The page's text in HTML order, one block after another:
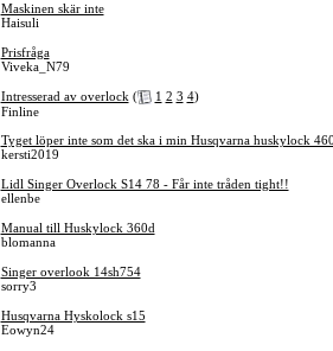
Maskinen skär inte
Haisuli
Prisfråga
Viveka_N79
Intresserad av overlock ( 1 2 3 4)
Finline
Tyget löper inte som det ska i min Husqvarna huskylock
kersti2019
Lidl Singer Overlock S14 78 - Får inte tråden tight!!
ellenbe
Manual till Huskylock 360d
blomanna
Singer overlook 14sh754
sorry3
Husqvarna Hyskolock s15
Eowyn24